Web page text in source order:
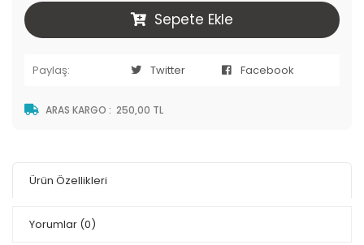
Sepete Ekle
Paylaş: Twitter Facebook
ARAS KARGO : 250,00 TL
Ürün Özellikleri
Yorumlar (0)